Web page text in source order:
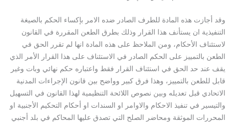
وقد أجازت هذه المادة للطرف الصادر ضده الامر بإكساء الحكم بالصيغة
التنفيذية ان يستأنف هذا القرار وذلك بطرق الطعن المقررة في القانون
لاستئناف الأحكام، ومن الملاحظ على هذه المادة انها لم تقرر الحق في
الطعن بالتمييز على الحكم الصادر في الاستئناف على هذا القرار الأمر الذي
يقف عند حد الحق في استئناف القرار فقط واعتباره حكم نهائي وبات وغير
قابل للطعن بالتمييز، وهذا فرق كبير وواضح بين قانون الإجراءات المدنية
الاتحادي قبل تعديله وبين نصوص اللائحة التنظيمية لهذا القانون في التسهيل
والتيسير في تنفيذ الاحكام والاوامر او السندات او أحكام التحكيم الأجنبية او
المحررات الموثقة ومحاضر الصلح التي تصدق عليها المحاكم في بلد أجنبي